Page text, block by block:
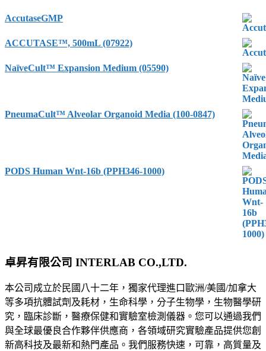
AccutaseGMP
ACCUTASE™, 500mL (07922)
NaïveCult™ Expansion Medium (05590)
PneumaCult™ Alveolar Organoid Media (100-0847)
PODS Human Wnt-16b (PPH346-1000)
卓昇有限公司 INTERLAB CO.,LTD.
本公司成立於民國八十二年，獨家代理進口歐洲/美國/加拿大
等多項抗體試劑及耗材，生命科學，分子生物學，生物醫學研
究，臨床診斷，醫療保健和實驗室檢測儀器。您可以通過我們
與全球最優良合作夥伴供應商，各領域研究實驗產品提供您創
新高科技及最新和熱門產品。我們服務快速，可靠，高質量及